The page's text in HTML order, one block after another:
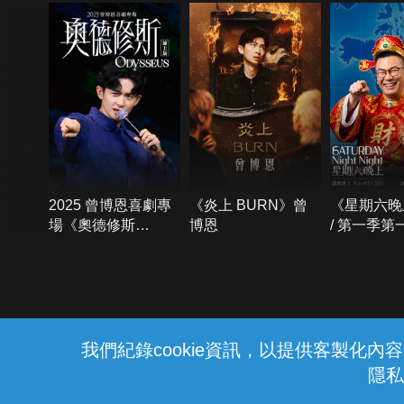
我們紀錄cookie資訊，以提供客製化內
隱
2025 曾博恩喜劇專
場《奧德修斯
《炎上 BURN》曾
博恩
《星期六
/ 第一季第